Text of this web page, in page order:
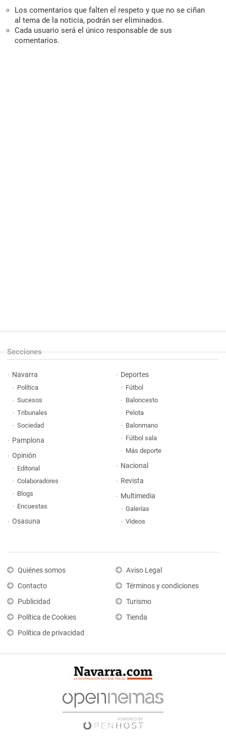
Los comentarios que falten el respeto y que no se ciñan
al tema de la noticia, podrán ser eliminados.
Cada usuario será el único responsable de sus
comentarios.
Secciones
Navarra
Política
Sucesos
Tribunales
Sociedad
Pamplona
Opinión
Editorial
Colaboradores
Blogs
Encuestas
Osasuna
Deportes
Fútbol
Baloncesto
Pelota
Balonmano
Fútbol sala
Más deporte
Nacional
Revista
Multimedia
Galerías
Vídeos
Quiénes somos
Contacto
Publicidad
Política de Cookies
Política de privacidad
Aviso Legal
Términos y condiciones
Turismo
Tienda